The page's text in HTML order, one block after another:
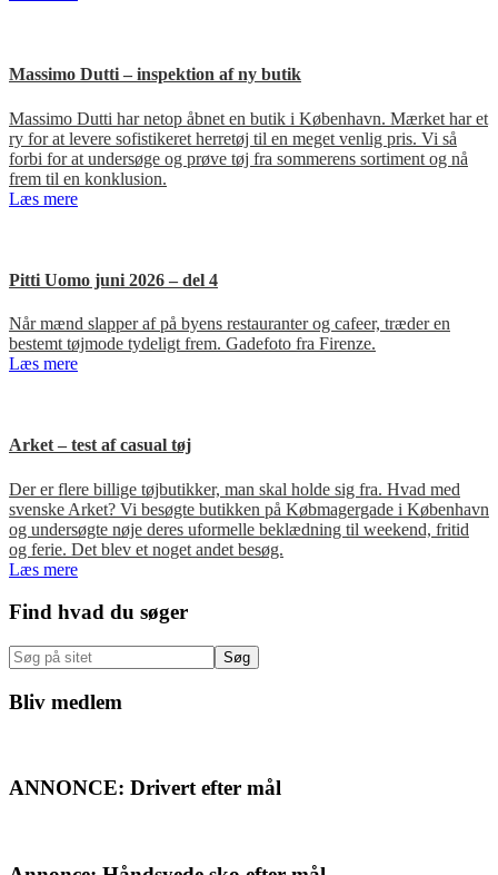
Massimo Dutti – inspektion af ny butik
Massimo Dutti har netop åbnet en butik i København. Mærket har et
ry for at levere sofistikeret herretøj til en meget venlig pris. Vi så
forbi for at undersøge og prøve tøj fra sommerens sortiment og nå
frem til en konklusion.
Læs mere
Pitti Uomo juni 2026 – del 4
Når mænd slapper af på byens restauranter og cafeer, træder en
bestemt tøjmode tydeligt frem. Gadefoto fra Firenze.
Læs mere
Arket – test af casual tøj
Der er flere billige tøjbutikker, man skal holde sig fra. Hvad med
svenske Arket? Vi besøgte butikken på Købmagergade i København
og undersøgte nøje deres uformelle beklædning til weekend, fritid
og ferie. Det blev et noget andet besøg.
Læs mere
Primær
Sidebar
Find hvad du søger
Søg
på
sitet
Bliv medlem
ANNONCE: Drivert efter mål